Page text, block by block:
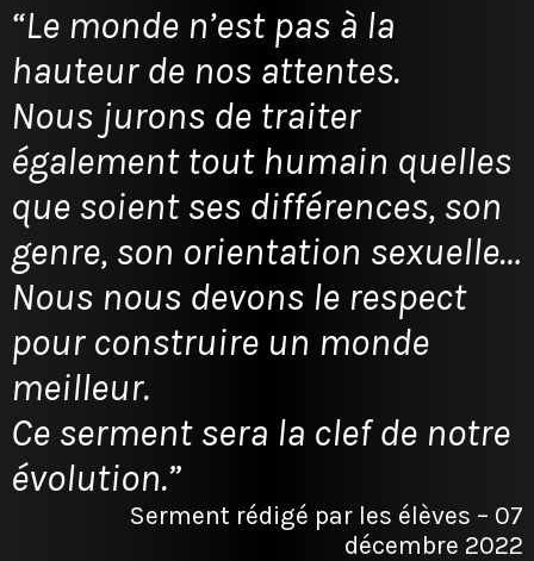
“Le monde n’est pas à la
hauteur de nos attentes.
Nous jurons de traiter
également tout humain quelles
que soient ses différences, son
genre, son orientation sexuelle…
Nous nous devons le respect
pour construire un monde
meilleur.
Ce serment sera la clef de notre
évolution.”
Serment rédigé par les élèves – 07
décembre 2022